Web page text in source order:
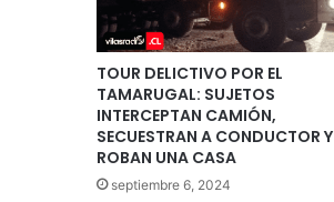
TOUR DELICTIVO POR EL
TAMARUGAL: SUJETOS
INTERCEPTAN CAMIÓN,
SECUESTRAN A CONDUCTOR Y
ROBAN UNA CASA
septiembre 6, 2024